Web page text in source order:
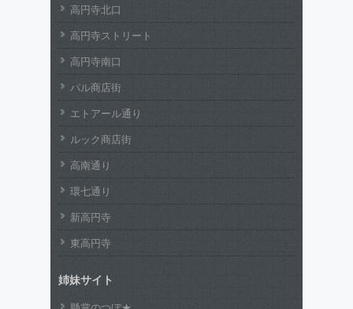
高円寺北口
高円寺ストリート
高円寺南口
パル商店街
エトアール通り
ルック商店街
高南通り
環七通り
新高円寺
東高円寺
姉妹サイト